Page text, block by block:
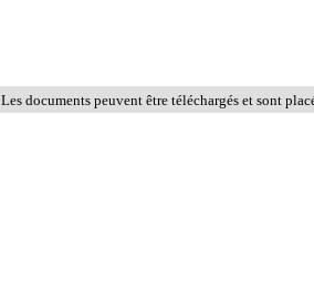
Les documents peuvent être téléchargés et sont